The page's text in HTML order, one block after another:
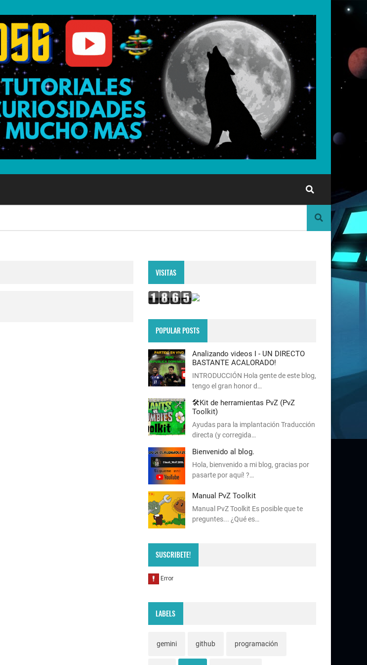
VISITAS
POPULAR POSTS
Analizando videos I - UN DIRECTO
BASTANTE ACALORADO!
INTRODUCCIÓN Hola gente de este blog,
tengo el gran honor d…
🛠️Kit de herramientas PvZ (PvZ
Toolkit)
Ayudas para la implantación Traducción
directa (y corregida…
Bienvenido al blog.
Hola, bienvenido a mi blog, gracias por
pasarte por aquí! ?…
Manual PvZ Toolkit
Manual PvZ Toolkit Es posible que te
preguntes... ¿Qué es…
SUSCRIBETE!
LABELS
gemini github programación